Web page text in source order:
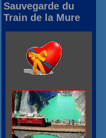
Sauvegarde du
Train de la Mure